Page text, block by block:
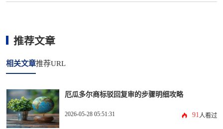
推荐文章
相关文章推荐URL
厄瓜多尔商标驳回复审的步骤明细攻略
2026-05-28 05:51:31 91人看过